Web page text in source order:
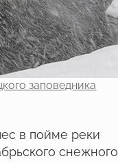
заповедника
в пойме реки
снежного